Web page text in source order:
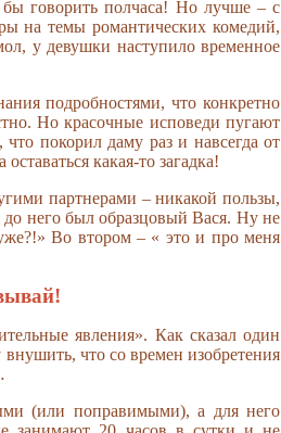
говорить полчаса! Но лучше – с
на темы романтических комедий,
у девушки наступило временное
подробностями, что конкретно
Но красочные исповеди пугают
покорил даму раз и навсегда от
какая-то загадка!
партнерами – никакой пользы,
до него был образцовый Вася. Ну не
Во втором – « это и про меня
явления». Как сказал один
что со времен изобретения
(или поправимыми), а для него